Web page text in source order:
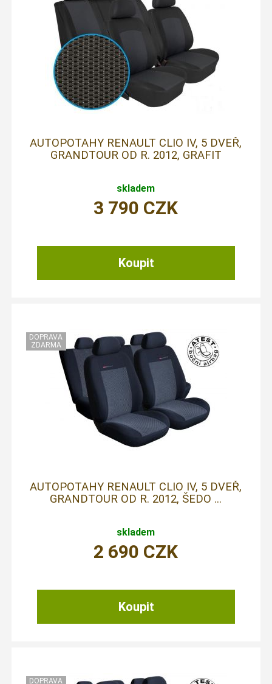
AUTOPOTAHY RENAULT CLIO IV, 5 DVEŘ,
GRANDTOUR OD R. 2012, GRAFIT
skladem
3 790 CZK
AUTOPOTAHY RENAULT CLIO IV, 5 DVEŘ,
GRANDTOUR OD R. 2012, ŠEDO ...
skladem
2 690 CZK